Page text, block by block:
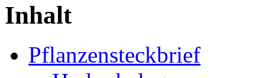
Inhalt
Pflanzensteckbrief